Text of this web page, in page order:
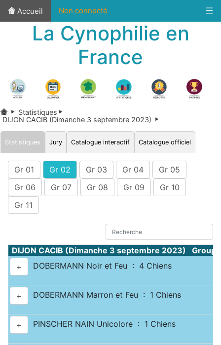
Accueil Non connecté
La Cynophilie en
France
Statistiques
DIJON CACIB (Dimanche 3 septembre 2023)
Statistiques Jury Catalogue interactif Catalogue officiel
Gr 01 Gr 02 Gr 03 Gr 04
Gr 05
Gr 06
Gr 07 Gr 08 Gr 09
Gr 10
Gr 11
DIJON CACIB (Dimanche 3 septembre 2023)
+
DOBERMANN Noir et Feu : 4 Chiens
+ DOBERMANN Marron et Feu : 1 Chiens
+ PINSCHER NAIN Unicolore : 1 Chiens